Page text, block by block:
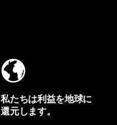
私たちは利益を地球に
還元します。